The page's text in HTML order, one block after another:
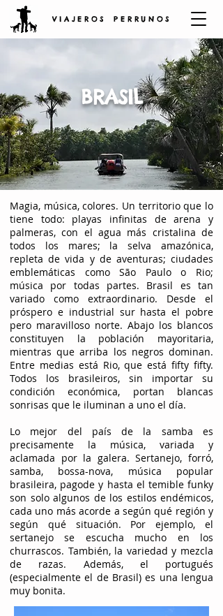
V I A J E R O S P E R R U N O S
BRASIL
Magia, música, colores. Un territorio que lo
tiene todo: playas infinitas de arena y
palmeras, con el agua más cristalina de
todos los mares; la selva amazónica,
repleta de vida y de aventuras; ciudades
emblemáticas como São Paulo o Rio;
música por todas partes. Brasil es tan
variado como extraordinario. Desde el
próspero e industrial sur hasta el pobre
pero maravilloso norte. Abajo los blancos
constituyen la población mayoritaria,
mientras que arriba los negros dominan.
Entre medias está Rio, que está fifty fifty.
Todos los brasileiros, sin importar su
condición económica, portan blancas
sonrisas que le iluminan a uno el día.
Lo mejor del país de la samba es
precisamente la música, variada y
aclamada por la galera. Sertanejo, forró,
samba, bossa-nova, música popular
brasileira, pagode y hasta el temible funky
son solo algunos de los estilos endémicos,
cada uno más acorde a según qué región y
según qué situación. Por ejemplo, el
sertanejo se escucha mucho en los
churrascos. También, la variedad y mezcla
de razas. Además, el portugués
(especialmente el de Brasil) es una lengua
muy bonita.